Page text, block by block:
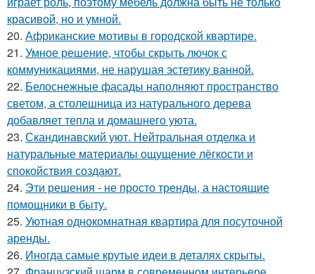
красивой, но и умной.
20. Африканские мотивы в городской квартире.
21. Умное решение, чтобы скрыть лючок с
коммуникациями, не нарушая эстетику ванной.
22. Белоснежные фасады наполняют пространство
светом, а столешница из натурального дерева
добавляет тепла и домашнего уюта.
23. Скандинавский уют. Нейтральная отделка и
натуральные материалы ощущение лёгкости и
спокойствия создают.
24. Эти решения - не просто тренды, а настоящие
помощники в быту.
25. Уютная однокомнатная квартира для посуточной
аренды.
26. Иногда самые крутые идеи в деталях скрыты.